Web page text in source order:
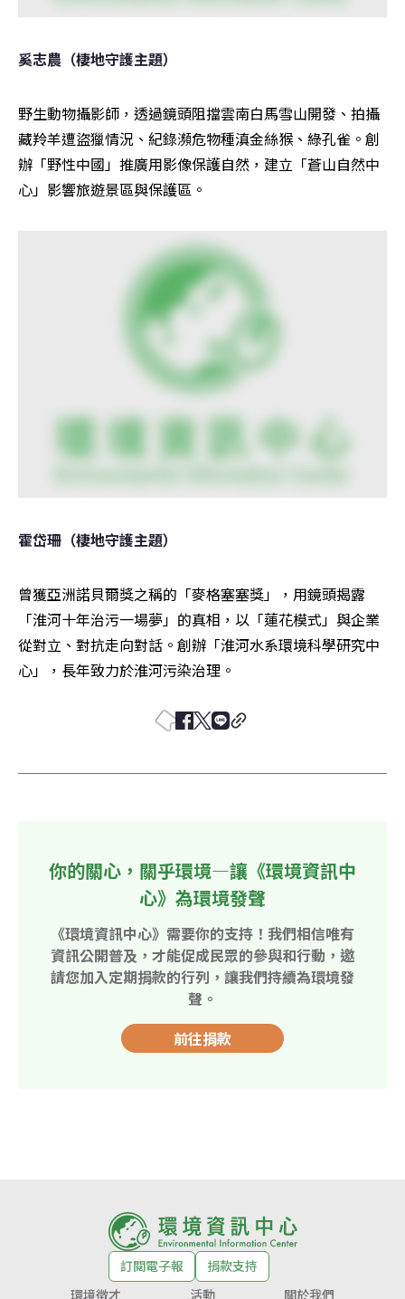
奚志農（棲地守護主題）
野生動物攝影師，透過鏡頭阻擋雲南白馬雪山開發、拍攝
藏羚羊遭盜獵情況、紀錄瀕危物種滇金絲猴、綠孔雀。創
辦「野性中國」推廣用影像保護自然，建立「蒼山自然中
心」影響旅遊景區與保護區。
霍岱珊（棲地守護主題）
曾獲亞洲諾貝爾獎之稱的「麥格塞塞獎」，用鏡頭揭露
「淮河十年治污一場夢」的真相，以「蓮花模式」與企業
從對立、對抗走向對話。創辦「淮河水系環境科學研究中
心」，長年致力於淮河污染治理。
你的關心，關乎環境—讓《環境資訊中
心》為環境發聲
《環境資訊中心》需要你的支持！我們相信唯有
資訊公開普及，才能促成民眾的參與和行動，邀
請您加入定期捐款的行列，讓我們持續為環境發
聲。
前往捐款
訂閱電子報
捐款支持
環境徵才
活動 關於我們